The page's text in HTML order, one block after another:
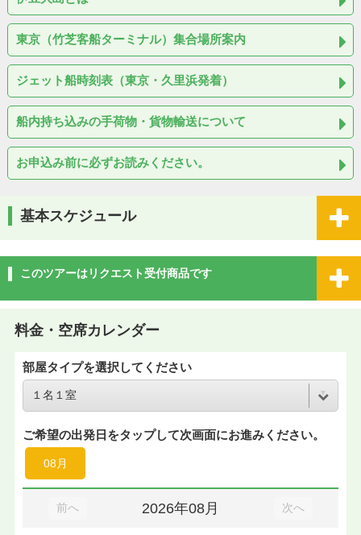
東京（竹芝客船ターミナル）集合場所案内
ジェット船時刻表（東京・久里浜発着）
船内持ち込みの手荷物・貨物輸送について
お申込み前に必ずお読みください。
基本スケジュール
このツアーはリクエスト受付商品です
料金・空席カレンダー
部屋タイプを選択してください
ご希望の出発日をタップして次画面にお進みください。
08月
前へ 2026年08月 次へ